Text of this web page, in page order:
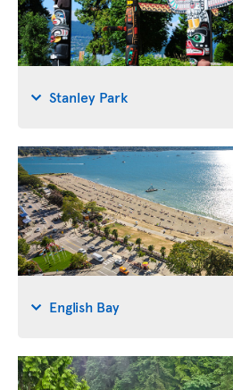
Stanley Park
English Bay